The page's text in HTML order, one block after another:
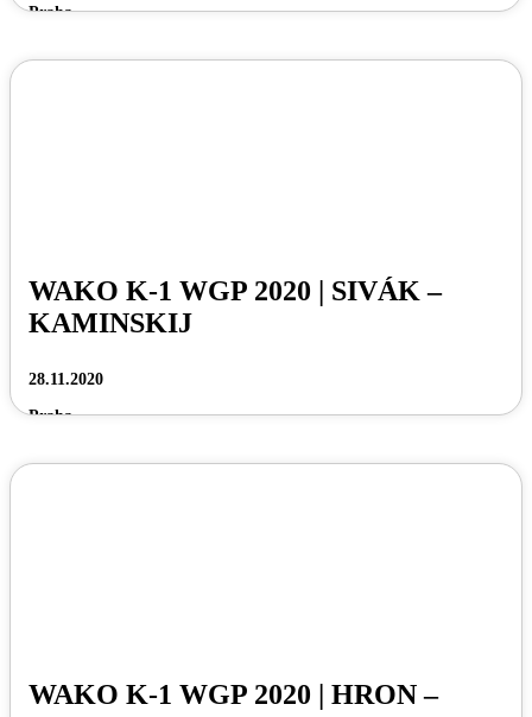
Praha
WAKO K-1 WGP 2020 | SIVÁK –
KAMINSKIJ
28.11.2020
Praha
WAKO K-1 WGP 2020 | HRON –